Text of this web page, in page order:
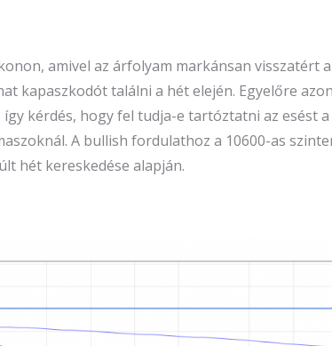
amivel az árfolyam markánsan visszatért
kapaszkodót találni a hét elején. Egyelőre
kérdés, hogy fel tudja-e tartóztatni az esést
A bullish fordulathoz a 10600-as
hét kereskedése alapján.